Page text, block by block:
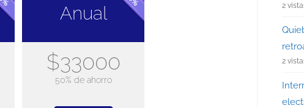
Anual
$33000
50% de ahorro
2
2